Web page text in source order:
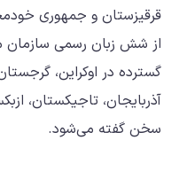
قرقیزستان و جمهوری
گسترده در اوکراین،
آذربایجان، تاجیکستان،
سخن گفته می‌شود.